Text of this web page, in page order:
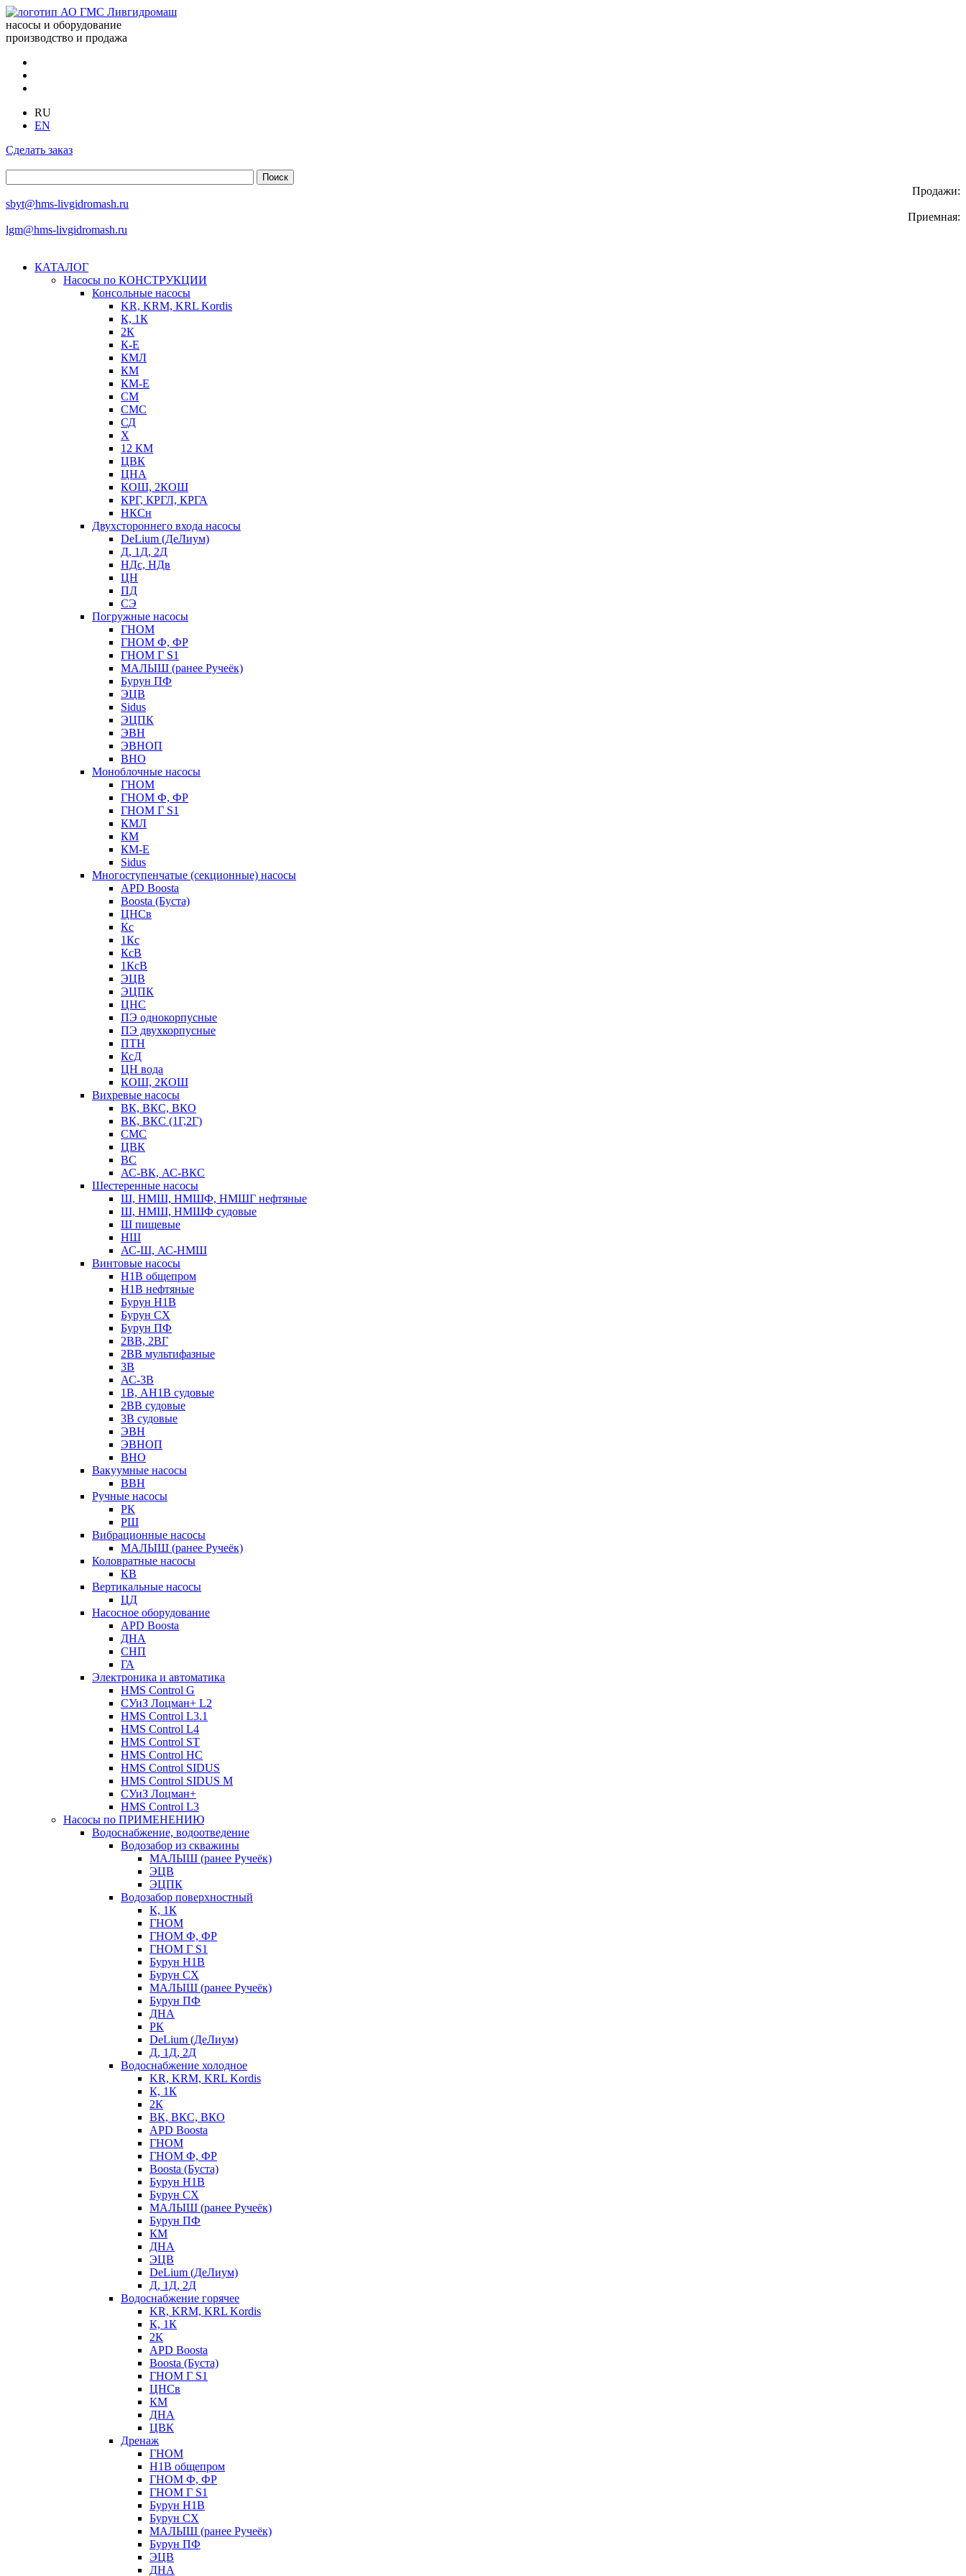
насосы и оборудование
производство и продажа
RU
EN
Сделать заказ
Продажи:
sbyt@hms-livgidromash.ru
Приемная:
lgm@hms-livgidromash.ru
КАТАЛОГ
Насосы по КОНСТРУКЦИИ
Консольные насосы
KR, KRM, KRL Kordis
К, 1К
2К
К-Е
КМЛ
КМ
КМ-Е
СМ
СМС
СД
Х
12 КМ
ЦВК
ЦНА
КОШ, 2КОШ
КРГ, КРГЛ, КРГА
НКСн
Двухстороннего входа насосы
DeLium (ДеЛиум)
Д, 1Д, 2Д
НДс, НДв
ЦН
ПД
СЭ
Погружные насосы
ГНОМ
ГНОМ Ф, ФР
ГНОМ Г S1
МАЛЫШ (ранее Ручеёк)
Бурун ПФ
ЭЦВ
Sidus
ЭЦПК
ЭВН
ЭВНОП
ВНО
Моноблочные насосы
ГНОМ
ГНОМ Ф, ФР
ГНОМ Г S1
КМЛ
КМ
КМ-Е
Sidus
Многоступенчатые (секционные) насосы
APD Boosta
Boosta (Буста)
ЦНСв
Кс
1Кс
КсВ
1КсВ
ЭЦВ
ЭЦПК
ЦНС
ПЭ однокорпусные
ПЭ двухкорпусные
ПТН
КсД
ЦН вода
КОШ, 2КОШ
Вихревые насосы
ВК, ВКС, ВКО
ВК, ВКС (1Г,2Г)
СМС
ЦВК
ВС
АС-ВК, АС-ВКС
Шестеренные насосы
Ш, НМШ, НМШФ, НМШГ нефтяные
Ш, НМШ, НМШФ судовые
Ш пищевые
НШ
АС-Ш, АС-НМШ
Винтовые насосы
Н1В общепром
Н1В нефтяные
Бурун Н1В
Бурун СХ
Бурун ПФ
2ВВ, 2ВГ
2ВВ мультифазные
3В
АС-3В
1В, АН1В судовые
2ВВ судовые
3В судовые
ЭВН
ЭВНОП
ВНО
Вакуумные насосы
ВВН
Ручные насосы
РК
РШ
Вибрационные насосы
МАЛЫШ (ранее Ручеёк)
Коловратные насосы
КВ
Вертикальные насосы
ЦД
Насосное оборудование
APD Boosta
ДНА
СНП
ГА
Электроника и автоматика
HMS Control G
СУиЗ Лоцман+ L2
HMS Control L3.1
HMS Control L4
HMS Control ST
HMS Control HC
HMS Control SIDUS
HMS Control SIDUS M
СУиЗ Лоцман+
HMS Control L3
Насосы по ПРИМЕНЕНИЮ
Водоснабжение, водоотведение
Водозабор из скважины
МАЛЫШ (ранее Ручеёк)
ЭЦВ
ЭЦПК
Водозабор поверхностный
К, 1К
ГНОМ
ГНОМ Ф, ФР
ГНОМ Г S1
Бурун Н1В
Бурун СХ
МАЛЫШ (ранее Ручеёк)
Бурун ПФ
ДНА
РК
DeLium (ДеЛиум)
Д, 1Д, 2Д
Водоснабжение холодное
KR, KRM, KRL Kordis
К, 1К
2К
ВК, ВКС, ВКО
APD Boosta
ГНОМ
ГНОМ Ф, ФР
Boosta (Буста)
Бурун Н1В
Бурун СХ
МАЛЫШ (ранее Ручеёк)
Бурун ПФ
КМ
ДНА
ЭЦВ
DeLium (ДеЛиум)
Д, 1Д, 2Д
Водоснабжение горячее
KR, KRM, KRL Kordis
К, 1К
2К
APD Boosta
Boosta (Буста)
ГНОМ Г S1
ЦНСв
КМ
ДНА
ЦВК
Дренаж
ГНОМ
Н1В общепром
ГНОМ Ф, ФР
ГНОМ Г S1
Бурун Н1В
Бурун СХ
МАЛЫШ (ранее Ручеёк)
Бурун ПФ
ЭЦВ
ДНА